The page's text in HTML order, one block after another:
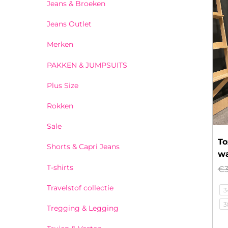
€
Jeans & Broeken
Jeans Outlet
Merken
PAKKEN & JUMPSUITS
Plus Size
Rokken
Sale
Shorts & Capri Jeans
T-shirts
Travelstof collectie
Tregging & Legging